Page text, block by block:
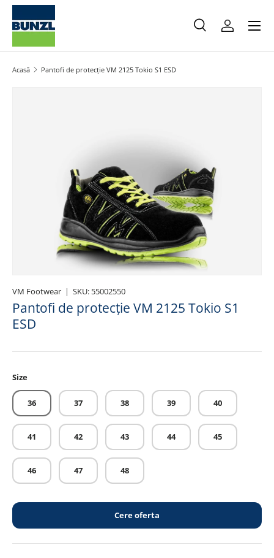
Salt la conținut
Caută
Caută
Meniu
Acasă Pantofi de protecție VM 2125 Tokio S1 ESD
VM Footwear | SKU: 55002550
Pantofi de protecție VM 2125 Tokio S1
ESD
Size
36 37 38 39 40
41 42 43 44 45
46 47 48
Cere oferta